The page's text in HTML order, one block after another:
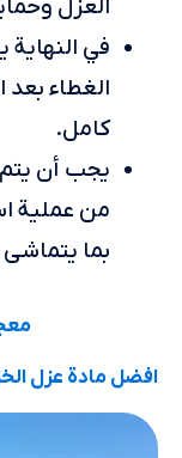
العزل
في النهاية
الغطاء
كامل.
يجب أن يتم
من عملية
بما يتماشى
افضل مادة عزل